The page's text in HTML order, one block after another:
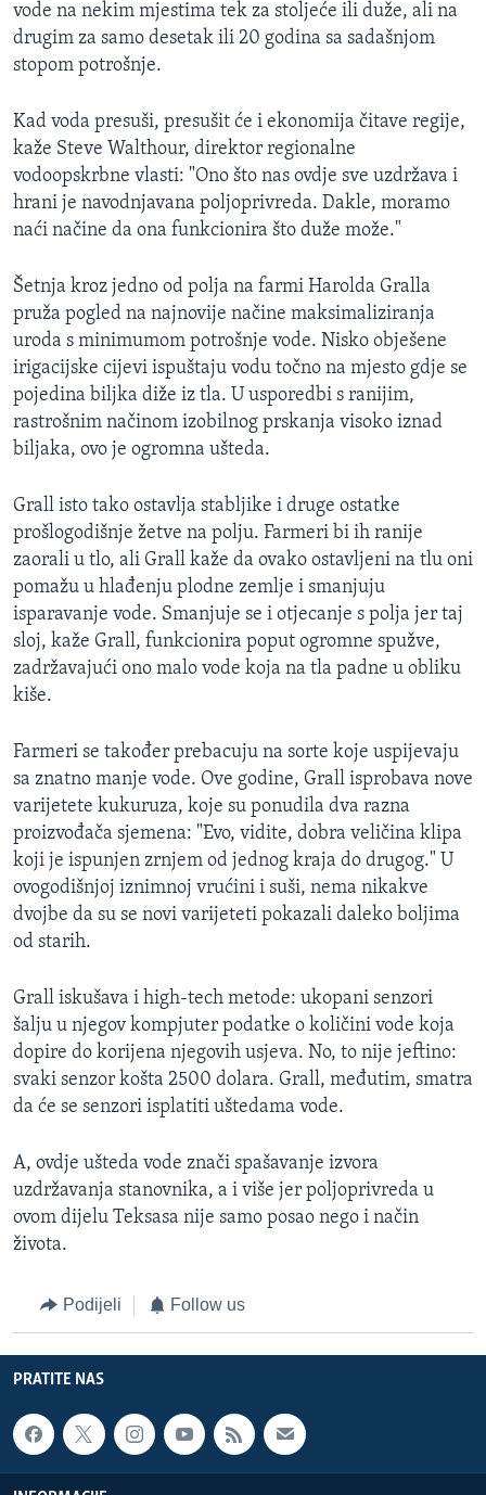
vode na nekim mjestima tek za stoljeće ili duže, ali na
drugim za samo desetak ili 20 godina sa sadašnjom
stopom potrošnje.
Kad voda presuši, presušit će i ekonomija čitave regije,
kaže Steve Walthour, direktor regionalne
vodoopskrbne vlasti: "Ono što nas ovdje sve uzdržava i
hrani je navodnjavana poljoprivreda. Dakle, moramo
naći načine da ona funkcionira što duže može."
Šetnja kroz jedno od polja na farmi Harolda Gralla
pruža pogled na najnovije načine maksimaliziranja
uroda s minimumom potrošnje vode. Nisko obješene
irigacijske cijevi ispuštaju vodu točno na mjesto gdje se
pojedina biljka diže iz tla. U usporedbi s ranijim,
rastrošnim načinom izobilnog prskanja visoko iznad
biljaka, ovo je ogromna ušteda.
Grall isto tako ostavlja stabljike i druge ostatke
prošlogodišnje žetve na polju. Farmeri bi ih ranije
zaorali u tlo, ali Grall kaže da ovako ostavljeni na tlu oni
pomažu u hlađenju plodne zemlje i smanjuju
isparavanje vode. Smanjuje se i otjecanje s polja jer taj
sloj, kaže Grall, funkcionira poput ogromne spužve,
zadržavajući ono malo vode koja na tla padne u obliku
kiše.
Farmeri se također prebacuju na sorte koje uspijevaju
sa znatno manje vode. Ove godine, Grall isprobava nove
varijetete kukuruza, koje su ponudila dva razna
proizvođača sjemena: "Evo, vidite, dobra veličina klipa
koji je ispunjen zrnjem od jednog kraja do drugog." U
ovogodišnjoj iznimnoj vrućini i suši, nema nikakve
dvojbe da su se novi varijeteti pokazali daleko boljima
od starih.
Grall iskušava i high-tech metode: ukopani senzori
šalju u njegov kompjuter podatke o količini vode koja
dopire do korijena njegovih usjeva. No, to nije jeftino:
svaki senzor košta 2500 dolara. Grall, međutim, smatra
da će se senzori isplatiti uštedama vode.
A, ovdje ušteda vode znači spašavanje izvora
uzdržavanja stanovnika, a i više jer poljoprivreda u
ovom dijelu Teksasa nije samo posao nego i način
života.
Podijeli Follow us
PRATITE NAS